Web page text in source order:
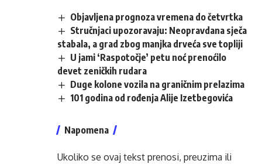
Objavljena prognoza vremena do četvrtka
Stručnjaci upozoravaju: Neopravdana sječa
stabala, a grad zbog manjka drveća sve topliji
U jami ‘Raspotočje’ petu noć prenoćilo
devet zeničkih rudara
Duge kolone vozila na graničnim prelazima
101 godina od rođenja Alije Izetbegovića
Napomena
Ukoliko se ovaj tekst prenosi, preuzima ili